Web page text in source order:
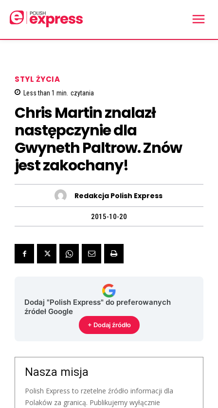
STYL ŻYCIA
Less than 1 min. czytania
Chris Martin znalazł
następczynie dla
Gwyneth Paltrow. Znów
jest zakochany!
Redakcja Polish Express
2015-10-20
Dodaj "Polish Express" do preferowanych
źródeł Google
+ Dodaj źródło
Nasza misja
Polish Express to rzetelne źródło informacji dla
Polaków za granicą. Publikujemy wyłącznie